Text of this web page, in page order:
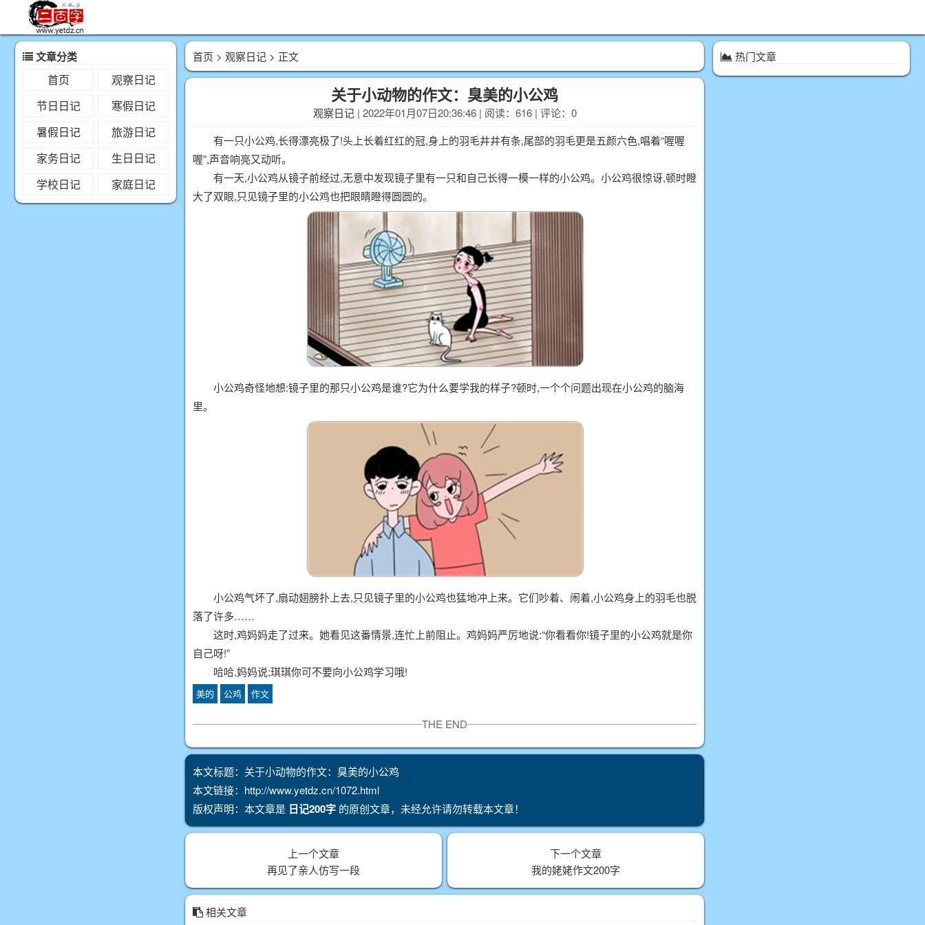
文章分类
首页
观察日记
节日日记
寒假日记
暑假日记
旅游日记
家务日记
生日日记
学校日记
家庭日记
首页 > 观察日记 > 正文
关于小动物的作文：臭美的小公鸡
观察日记| 2022年01月07日20:36:46 | 阅读：616 | 评论：0
有一只小公鸡,长得漂亮极了!头上长着红红的冠,身上的羽毛井井有条,尾部的羽毛更是五颜六色,唱着“喔喔
喔”,声音响亮又动听。
有一天,小公鸡从镜子前经过,无意中发现镜子里有一只和自己长得一模一样的小公鸡。小公鸡很惊讶,顿时瞪
大了双眼,只见镜子里的小公鸡也把眼睛瞪得圆圆的。
小公鸡奇怪地想:镜子里的那只小公鸡是谁?它为什么要学我的样子?顿时,一个个问题出现在小公鸡的脑海
里。
小公鸡气坏了,扇动翅膀扑上去,只见镜子里的小公鸡也猛地冲上来。它们吵着、闹着,小公鸡身上的羽毛也脱
落了许多……
这时,鸡妈妈走了过来。她看见这番情景,连忙上前阻止。鸡妈妈严厉地说:“你看看你!镜子里的小公鸡就是你
自己呀!”
哈哈,妈妈说;琪琪你可不要向小公鸡学习哦!
美的 公鸡 作文
THE END
本文标题：关于小动物的作文：臭美的小公鸡
本文链接：http://www.yetdz.cn/1072.html
版权声明：本文章是 日记200字 的原创文章，未经允许请勿转载本文章！
上一个文章
再见了亲人仿写一段
下一个文章
我的姥姥作文200字
相关文章
热门文章